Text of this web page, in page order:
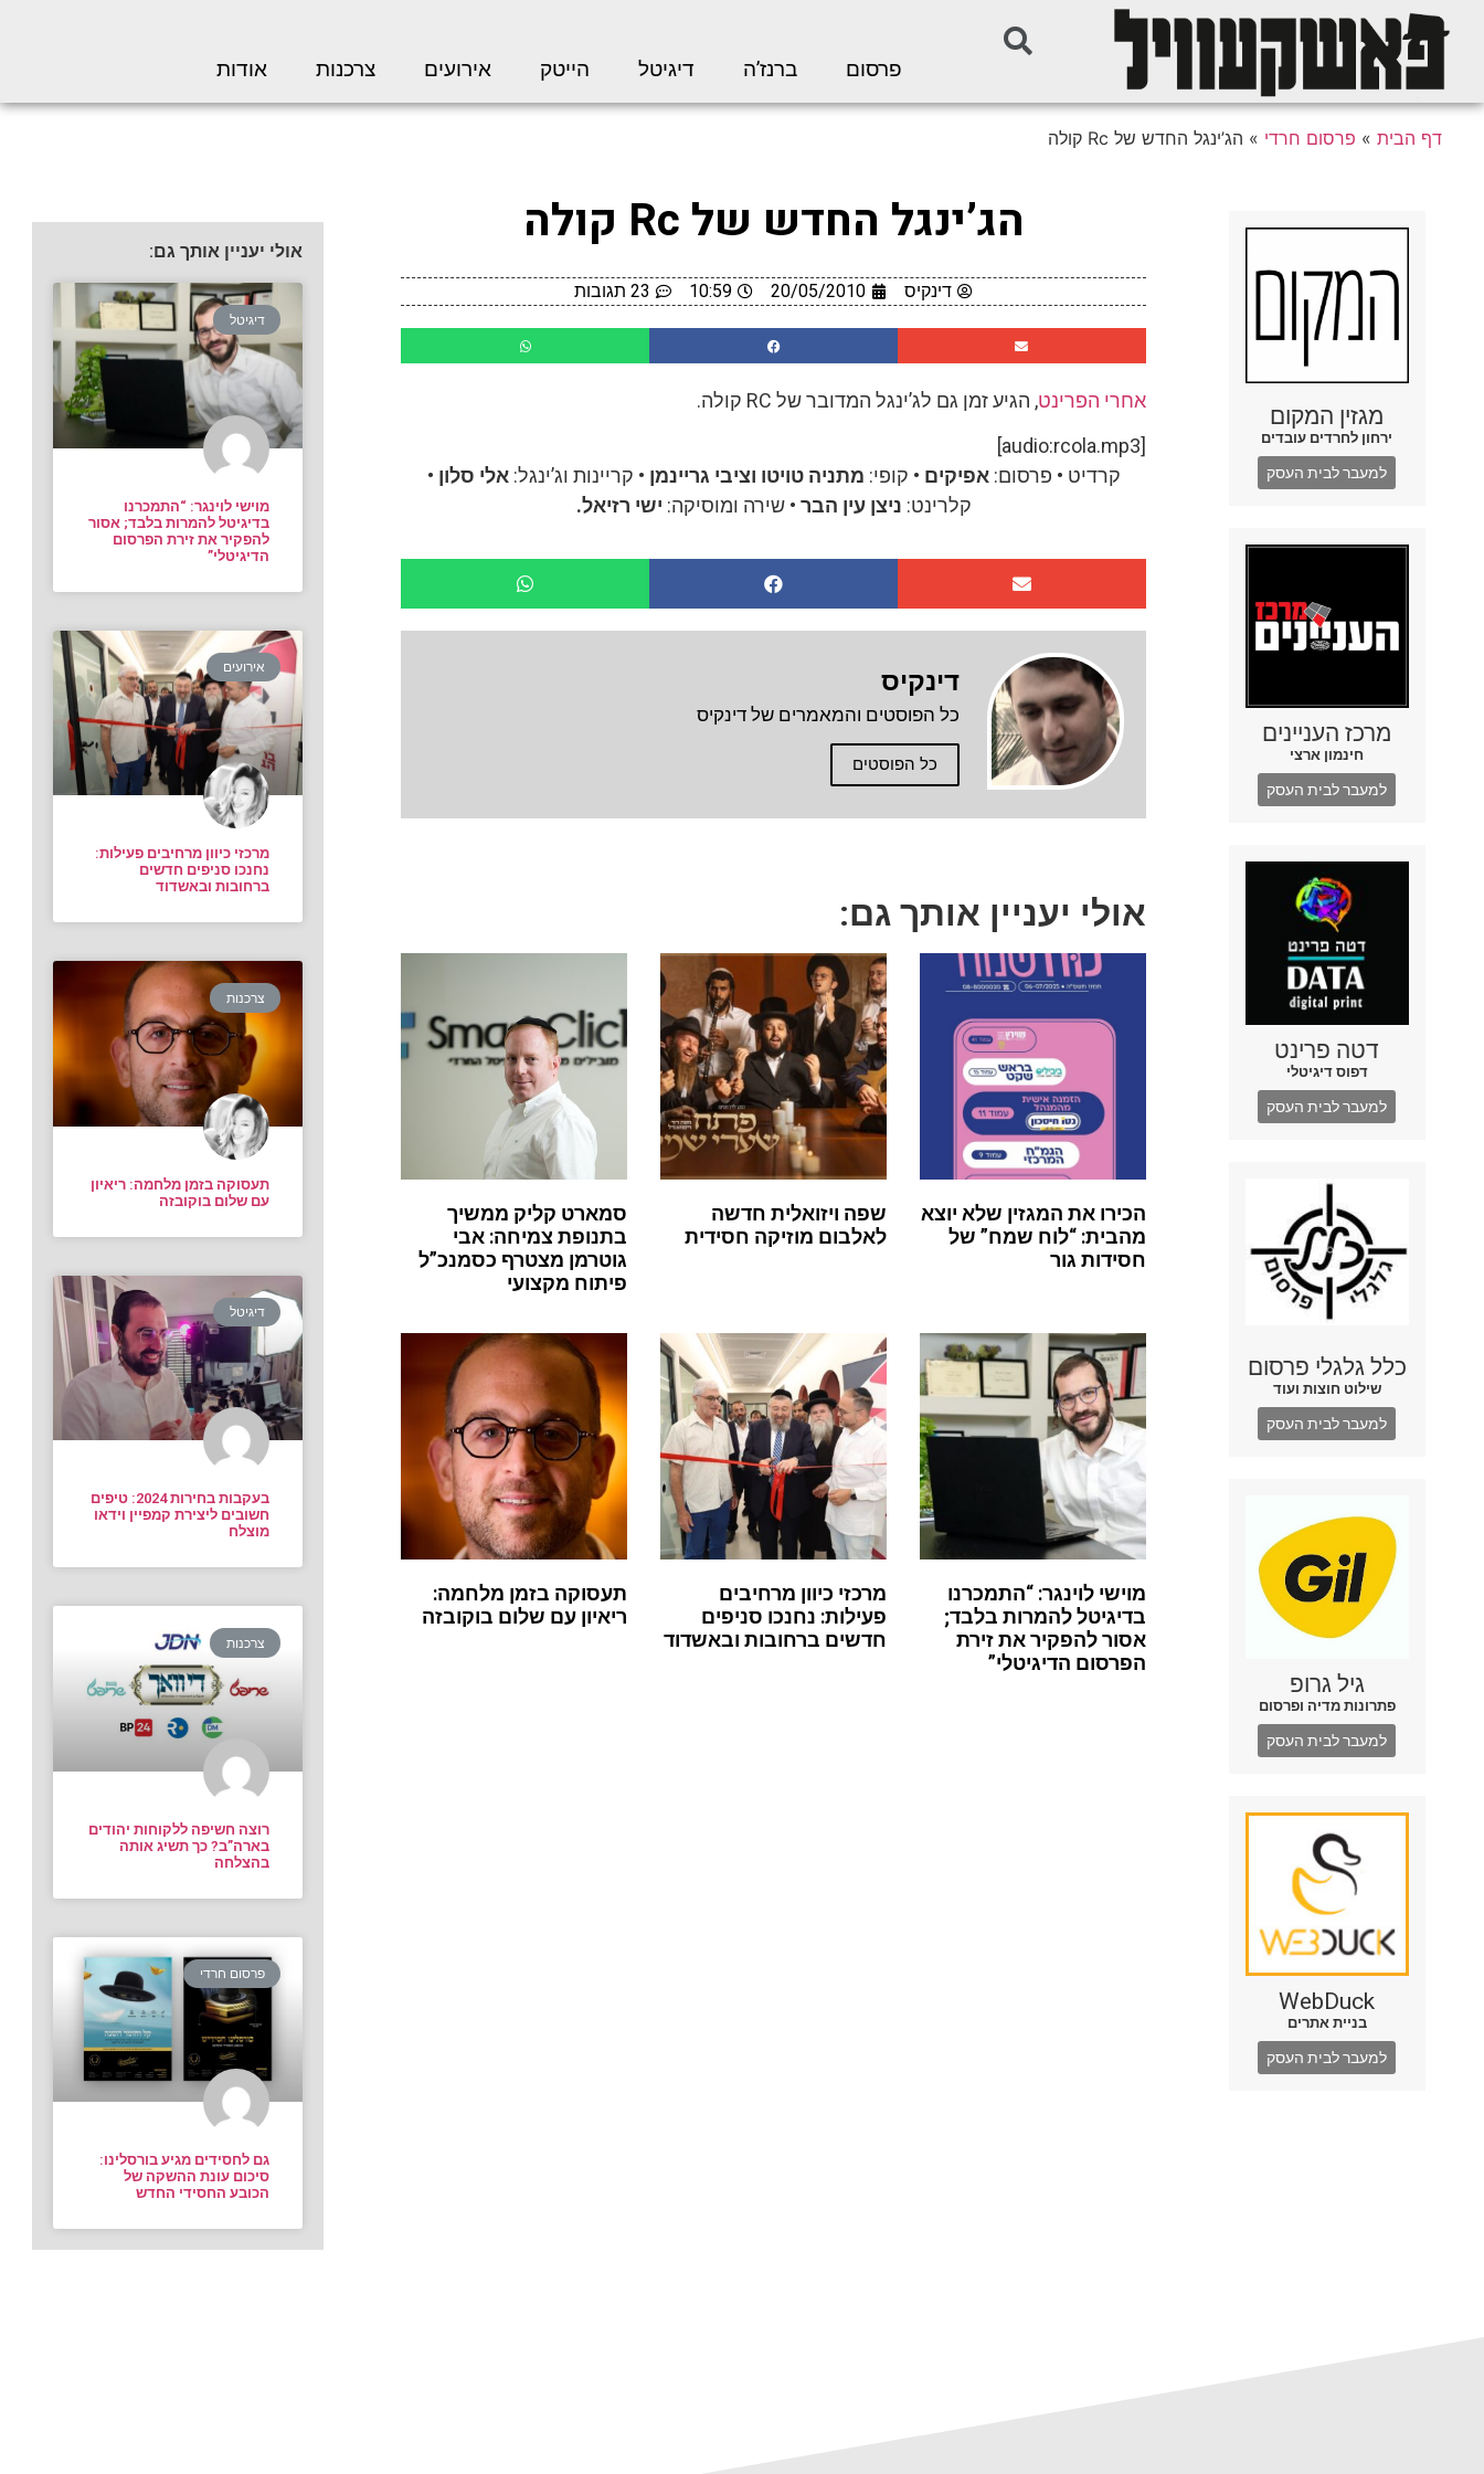
פרסום ברנז’ה דיגיטל הייטק אירועים צרכנות אודות
דף הבית » פרסום חרדי » הג’ינגל החדש של Rc קולה
מגזין המקום
ירחון לחרדים עובדים
למעבר לבית העסק
מרכז העניינים
חינמון ארצי
למעבר לבית העסק
דטה פרינט
דפוס דיגיטלי
למעבר לבית העסק
כלל גלגלי פרסום
שילוט חוצות ועוד
למעבר לבית העסק
גיל גרופ
פתרונות מדיה ופרסום
למעבר לבית העסק
WebDuck
בניית אתרים
למעבר לבית העסק
הג’ינגל החדש של Rc קולה
דינקיס 20/05/2010
10:59 23 תגובות
אחרי הפרינט, הגיע זמן גם לג’ינגל המדובר של RC קולה.
[audio:rcola.mp3]
קרדיט • פרסום:אפיקים • קופי: מתניה טויטו וציבי גריינמן • קריינות וג’ינגל:אלי סלון •
קלרינט: ניצן עין הבר • שירה ומוסיקה: ישי רזיאל.
דינקיס
כל הפוסטים והמאמרים של דינקיס
כל הפוסטים
אולי יעניין אותך גם:
הכירו את המגזין שלא יוצא
מהבית: “לוח שמח” של
חסידות גור
שפה ויזואלית חדשה
לאלבום מוזיקה חסידית
סמארט קליק ממשיך
בתנופת צמיחה: אבי
גוטרמן מצטרף כסמנכ”ל
פיתוח מקצועי
מוישי לוינגר: “התמכרנו
בדיגיטל להמרות בלבד;
אסור להפקיר את זירת
הפרסום הדיגיטלי”
מרכזי כיוון מרחיבים
פעילות: נחנכו סניפים
חדשים ברחובות ובאשדוד
תעסוקה בזמן מלחמה:
ריאיון עם שלום בוקובזה
אולי יעניין אותך גם:
דיגיטל
מוישי לוינגר: “התמכרנו
בדיגיטל להמרות בלבד; אסור
להפקיר את זירת הפרסום
הדיגיטלי”
אירועים
מרכזי כיוון מרחיבים פעילות:
נחנכו סניפים חדשים
ברחובות ובאשדוד
צרכנות
תעסוקה בזמן מלחמה: ריאיון
עם שלום בוקובזה
דיגיטל
בעקבות בחירות 2024: טיפים
חשובים ליצירת קמפיין וידאו
מוצלח
צרכנות
רוצה חשיפה ללקוחות יהודים
בארה”ב? כך תשיג אותה
בהצלחה
פרסום חרדי
גם לחסידים מגיע בורסלינו:
סיכום עונת ההשקה של
הכובע החסידי החדש